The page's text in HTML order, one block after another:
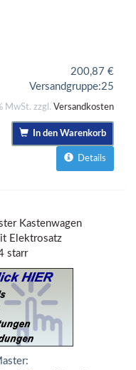
200,87 €
Versandgruppe:25
MwSt. zzgl. Versandkosten
In den Warenkorb
Details
Kastenwagen
Elektrosatz
starr